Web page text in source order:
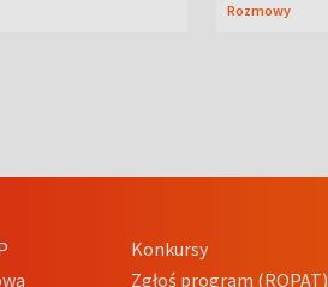
Rozmowy
Konkursy
Zgłoś program (ROPAT)